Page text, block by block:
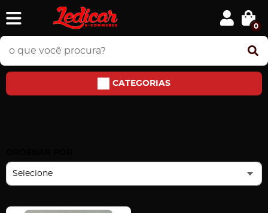
0
CATEGORIAS
Selecione